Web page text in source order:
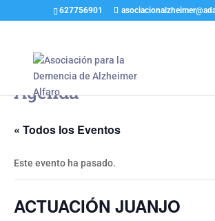
627756901
Agenda
« Todos los Eventos
Este evento ha pasado.
ACTUACIÓN JUANJO